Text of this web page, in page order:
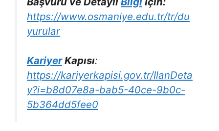
https://www.osmaniye.edu.tr/tr/du
yurular
KariyerKapısı:
https://kariyerkapisi.gov.tr/IlanDeta
y?i=b8d07e8a-bab5-40ce-9b0c-
5b364dd5fee0